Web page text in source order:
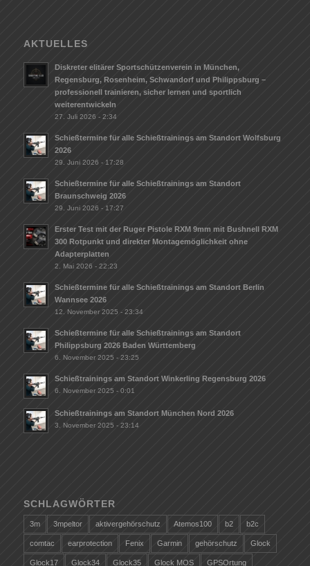
AKTUELLES
Diskreter elitärer Sportschützenverein in München,
Regensburg, Rosenheim, Schwandorf und Philippsburg –
professionell trainieren, sicher lernen und sportlich
weiterentwickeln
27. Juli 2026 - 2:34
Schießtermine für alle Schießtrainings am Standort Wolfsburg
2026
29. Juni 2026 - 17:28
Schießtermine für alle Schießtrainings am Standort
Braunschweig 2026
29. Juni 2026 - 17:27
Erster Test mit der Ruger Pistole RXM 9mm mit Bushnell RXM
300 Rotpunkt und direkter Montagemöglichkeit ohne
Adapterplatten
2. Mai 2026 - 22:23
Schießtermine für alle Schießtrainings am Standort Berlin
Wannsee 2026
12. November 2025 - 23:34
Schießtermine für alle Schießtrainings am Standort
Philippsburg 2026 Baden Württemberg
6. November 2025 - 23:25
Schießtrainings am Standort Winkerling Regensburg 2026
6. November 2025 - 0:01
Schießtrainings am Standort München Nord 2026
3. November 2025 - 23:14
SCHLAGWÖRTER
3m 3mpeltor aktivergehörschutz Atemos100 b2 b2c
comtac earprotection Fenix Garmin gehörschutz Glock
Glock17 Glock34 Glock35 Glock MOS GPSOrtung